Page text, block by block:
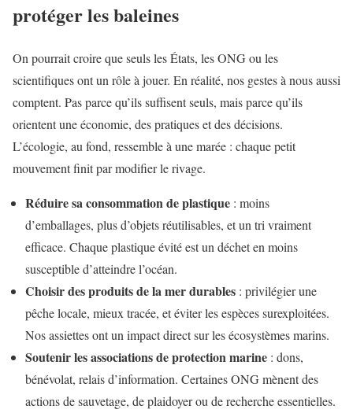
protéger les baleines
On pourrait croire que seuls les États, les ONG ou les
scientifiques ont un rôle à jouer. En réalité, nos gestes à nous aussi
comptent. Pas parce qu’ils suffisent seuls, mais parce qu’ils
orientent une économie, des pratiques et des décisions.
L’écologie, au fond, ressemble à une marée : chaque petit
mouvement finit par modifier le rivage.
Réduire sa consommation de plastique : moins
d’emballages, plus d’objets réutilisables, et un tri vraiment
efficace. Chaque plastique évité est un déchet en moins
susceptible d’atteindre l’océan.
Choisir des produits de la mer durables : privilégier une
pêche locale, mieux tracée, et éviter les espèces surexploitées.
Nos assiettes ont un impact direct sur les écosystèmes marins.
Soutenir les associations de protection marine : dons,
bénévolat, relais d’information. Certaines ONG mènent des
actions de sauvetage, de plaidoyer ou de recherche essentielles.